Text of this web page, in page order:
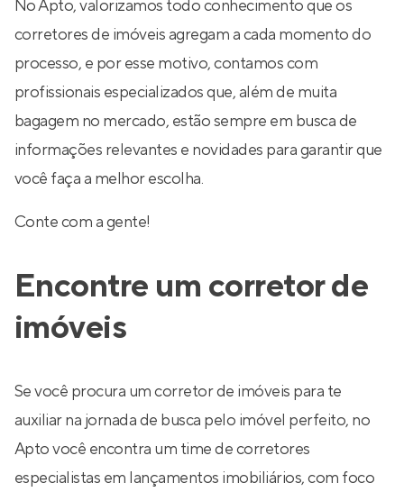
No Apto, valorizamos todo conhecimento que os
corretores de imóveis agregam a cada momento do
processo, e por esse motivo, contamos com
profissionais especializados que, além de muita
bagagem no mercado, estão sempre em busca de
informações relevantes e novidades para garantir que
você faça a melhor escolha.
Conte com a gente!
Encontre um corretor de
imóveis
Se você procura um corretor de imóveis para te
auxiliar na jornada de busca pelo imóvel perfeito, no
Apto você encontra um time de corretores
especialistas em lançamentos imobiliários, com foco